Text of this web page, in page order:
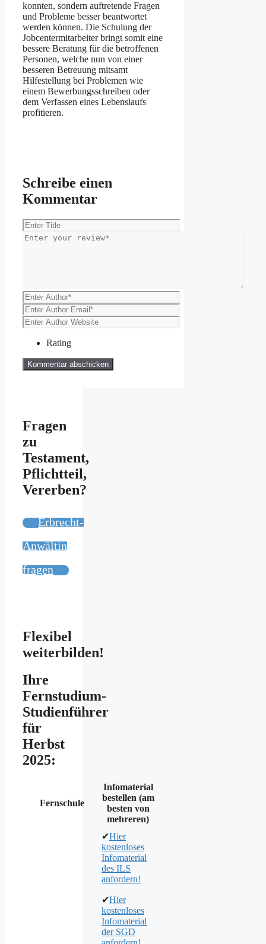
konnten, sondern auftretende Fragen
und Probleme besser beantwortet
werden können. Die Schulung der
Jobcentermitarbeiter bringt somit eine
bessere Beratung für die betroffenen
Personen, welche nun von einer
besseren Betreuung mitsamt
Hilfestellung bei Problemen wie
einem Bewerbungsschreiben oder
dem Verfassen eines Lebenslaufs
profitieren.
Schreibe einen
Kommentar
Rating
Fragen
zu
Testament,
Pflichtteil,
Vererben?
Erbrecht-
Anwältin
fragen
Flexibel
weiterbilden!
Ihre
Fernstudium-
Studienführer
für
Herbst
2025:
Fernschule
Infomaterial
bestellen (am
besten von
mehreren)
✔Hier
kostenloses
Infomaterial
des ILS
anfordern!
✔Hier
kostenloses
Infomaterial
der SGD